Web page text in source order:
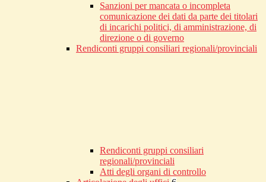
Sanzioni per mancata o incompleta
comunicazione dei dati da parte dei titolari
di incarichi politici, di amministrazione, di
direzione o di governo
Rendiconti gruppi consiliari regionali/provinciali
Rendiconti gruppi consiliari
regionali/provinciali
Atti degli organi di controllo